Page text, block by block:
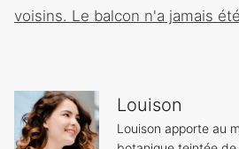
voisins. Le balcon n'a jamais
Louison
Louison apporte au